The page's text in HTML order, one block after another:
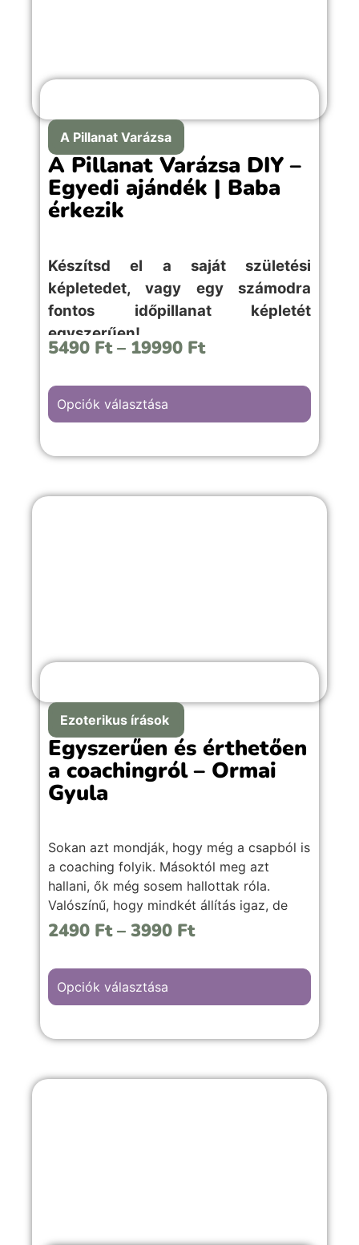
A Pillanat Varázsa
A Pillanat Varázsa DIY –
Egyedi ajándék | Baba
érkezik
Készítsd el a saját születési
képletedet, vagy egy számodra
fontos időpillanat képletét
egyszerűen!
A “Baba érkezik” hátterű kép választása,
vagy gyermekszobába illő emlékekkel teli
5490 Ft – 19990 Ft
Opciók választása
Ezoterikus írások
Egyszerűen és érthetően
a coachingról – Ormai
Gyula
Sokan azt mondják, hogy még a csapból is
a coaching folyik. Másoktól meg azt
hallani, ők még sosem hallottak róla.
Valószínű, hogy mindkét állítás igaz, de
hogy mi is a coaching valójában, azt
2490 Ft – 3990 Ft
Opciók választása